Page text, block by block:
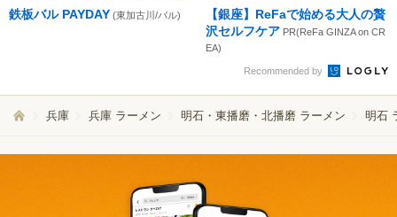
鉄板バル PAYDAY (東加古川/バル)
【銀座】ReFaで始める大人の贅
沢セルフケア PR(ReFa GINZA on CR
EA)
Recommended by
兵庫 兵庫 ラーメン 明石・東播磨・北播磨 ラーメン 明石